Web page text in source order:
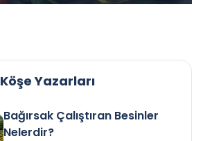
Köşe Yazarları
Bağırsak Çalıştıran Besinler
Nelerdir?